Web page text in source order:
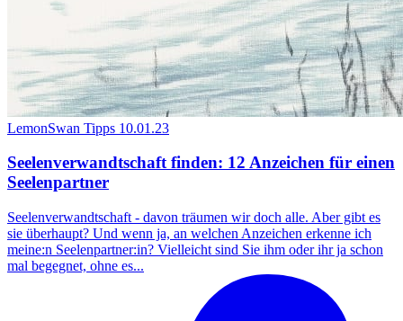
LemonSwan Tipps 10.01.23
Seelenverwandtschaft finden: 12 Anzeichen für einen
Seelenpartner
Seelenverwandtschaft - davon träumen wir doch alle. Aber gibt es
sie überhaupt? Und wenn ja, an welchen Anzeichen erkenne ich
meine:n Seelenpartner:in? Vielleicht sind Sie ihm oder ihr ja schon
mal begegnet, ohne es...